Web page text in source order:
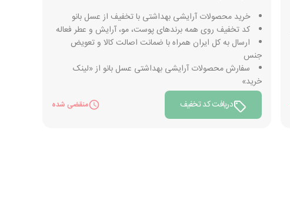
خرید محصولات آرایشی بهداشتی با تخفیف از عسل بانو
کد تخفیف روی همه برندهای پوست، مو، آرایش و عطر فعاله
ارسال به کل ایران همراه با ضمانت اصالت کالا و تعویض
جنس
سفارش محصولات آرایشی بهداشتی عسل بانو از «لینک
خرید»
دریافت کد تخفیف
منقضی شده